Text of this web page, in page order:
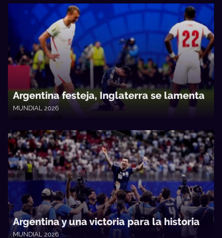
Argentina festeja, Inglaterra se lamenta
MUNDIAL 2026
13a0 • 15/07/2026
Argentina y una victoria para la historia
MUNDIAL 2026